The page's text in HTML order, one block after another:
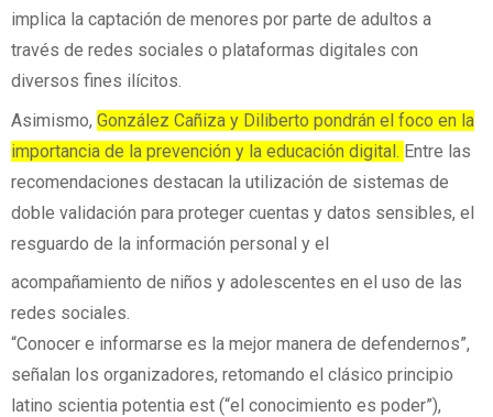
implica la captación de menores por parte de adultos a
través de redes sociales o plataformas digitales con
diversos fines ilícitos.
Asimismo, González Cañiza y Diliberto pondrán el foco en la
importancia de la prevención y la educación digital. Entre las
recomendaciones destacan la utilización de sistemas de
doble validación para proteger cuentas y datos sensibles, el
resguardo de la información personal y el
acompañamiento de niños y adolescentes en el uso de las
redes sociales.
“Conocer e informarse es la mejor manera de defendernos”,
señalan los organizadores, retomando el clásico principio
latino scientia potentia est (“el conocimiento es poder”),